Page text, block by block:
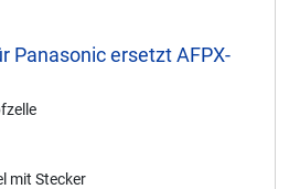
Panasonic ersetzt AFPX-
mit Stecker